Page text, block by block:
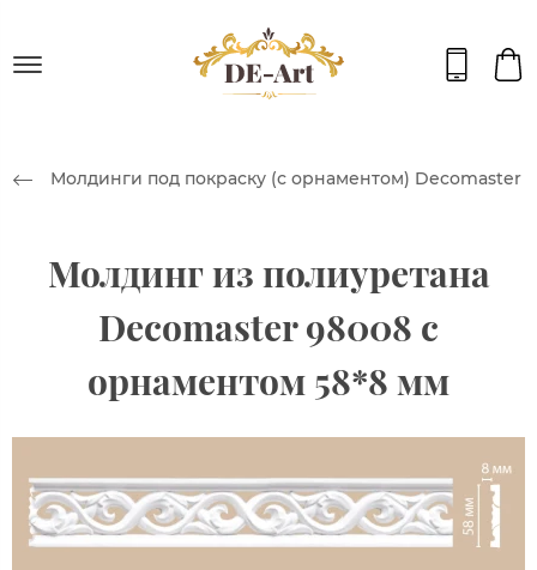
Молдинги под покраску (с орнаментом) Decomaster
Молдинг из полиуретана
Decomaster 98008 с
орнаментом 58*8 мм